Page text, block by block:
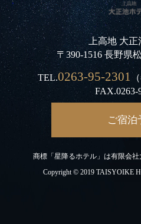
上高地 大正
〒390-1516 長野県
TEL.0263-95-2301
FAX.0263-
ご宿泊
商標「星降るホテル」は有限会
Copyright © 2019 TAISYOIKE